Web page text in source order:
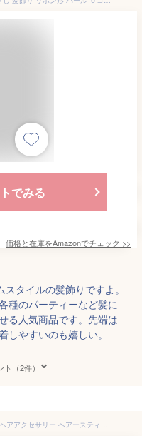
でみる
価格と在庫をAmazonでチェック >>
タイルの髪飾りですよ。
種のパーティーなど髪に
る人気商品です。先端は
やすいのも嬉しい。
（2件）
【最大30%OFFクーポン有】 かんざし ヘアアクセサリー ヘアースティック アレンジ U字 まとめ髪 リボン りぼん スネークチェーン メタルかわいい 小さめ おしゃれ 結婚式 二次会 ゴールド シルバー ギフト レディース メール便送料無料